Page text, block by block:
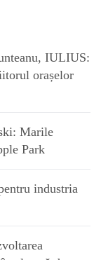
IULIUS:
orașelor
Marile
Park
industria